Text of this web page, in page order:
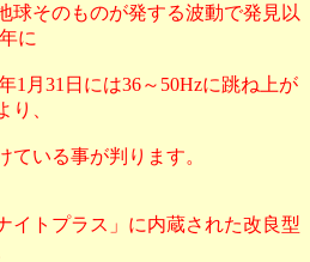
球そのものが発する波動で発見以
に
1月31日には36～50Hzに跳ね上が
り、
ている事が判ります。
イトプラス」に内蔵された改良型